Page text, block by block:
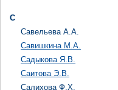
С
Савельева А.А.
Савишкина М.А.
Садыкова Я.В.
Саитова Э.В.
Салихова Ф.Х.